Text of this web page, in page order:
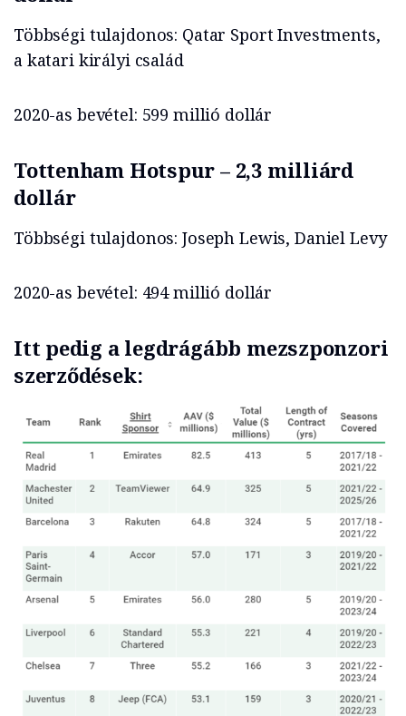
Többségi tulajdonos: Qatar Sport Investments,
a katari királyi család
2020-as bevétel: 599 millió dollár
Tottenham Hotspur – 2,3 milliárd
dollár
Többségi tulajdonos: Joseph Lewis, Daniel Levy
2020-as bevétel: 494 millió dollár
Itt pedig a legdrágább mezszponzori
szerződések: